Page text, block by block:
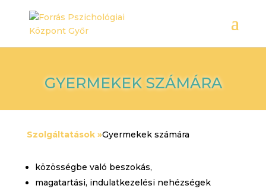
GYERMEKEK SZÁMÁRA
Szolgáltatások »Gyermekek számára
közösségbe való beszokás,
magatartási, indulatkezelési nehézségek